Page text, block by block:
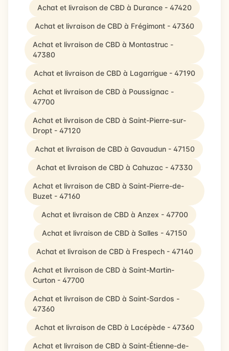
Achat et livraison de CBD à Durance - 47420
Achat et livraison de CBD à Frégimont - 47360
Achat et livraison de CBD à Montastruc -
47380
Achat et livraison de CBD à Lagarrigue - 47190
Achat et livraison de CBD à Poussignac -
47700
Achat et livraison de CBD à Saint-Pierre-sur-
Dropt - 47120
Achat et livraison de CBD à Gavaudun - 47150
Achat et livraison de CBD à Cahuzac - 47330
Achat et livraison de CBD à Saint-Pierre-de-
Buzet - 47160
Achat et livraison de CBD à Anzex - 47700
Achat et livraison de CBD à Salles - 47150
Achat et livraison de CBD à Frespech - 47140
Achat et livraison de CBD à Saint-Martin-
Curton - 47700
Achat et livraison de CBD à Saint-Sardos -
47360
Achat et livraison de CBD à Lacépède - 47360
Achat et livraison de CBD à Saint-Étienne-de-